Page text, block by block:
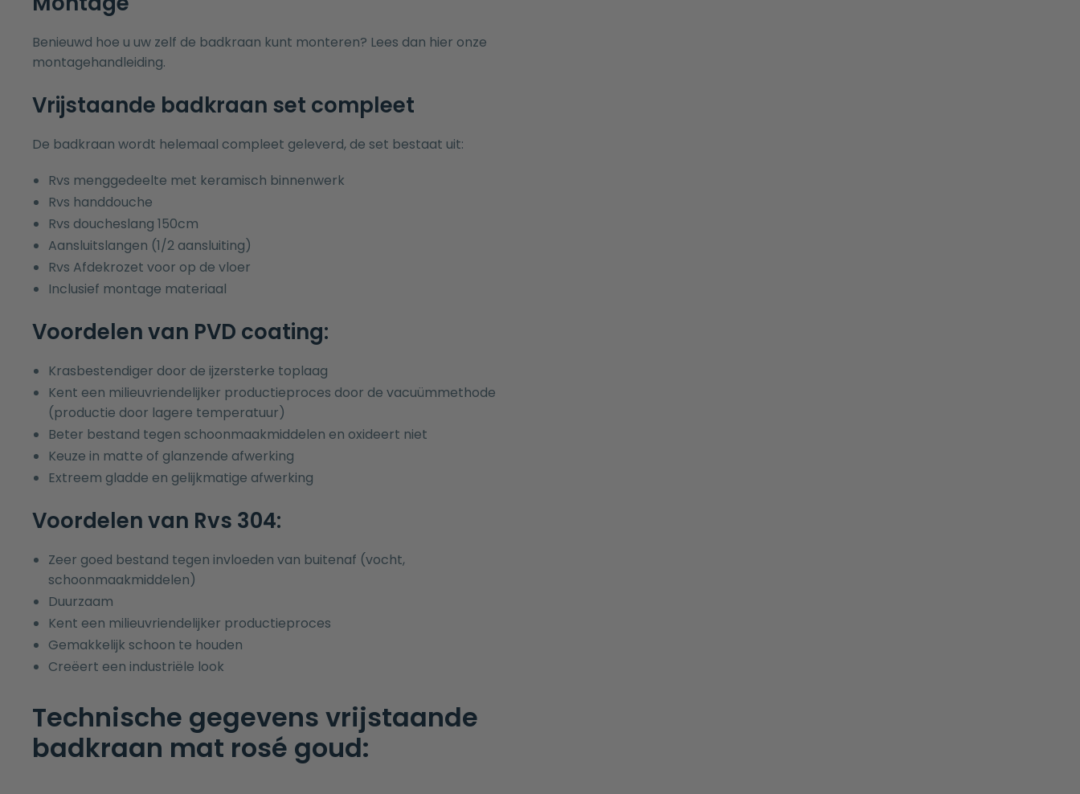
Benieuwd hoe u uw zelf de badkraan kunt monteren? Lees dan hier onze
montagehandleiding.
Vrijstaande badkraan set compleet
De badkraan wordt helemaal compleet geleverd, de set bestaat uit:
Rvs menggedeelte met keramisch binnenwerk
Rvs handdouche
Rvs doucheslang 150cm
Aansluitslangen (1/2 aansluiting)
Rvs Afdekrozet voor op de vloer
Inclusief montage materiaal
Voordelen van PVD coating:
Krasbestendiger door de ijzersterke toplaag
Kent een milieuvriendelijker productieproces door de vacuümmethode
(productie door lagere temperatuur)
Beter bestand tegen schoonmaakmiddelen en oxideert niet
Keuze in matte of glanzende afwerking
Extreem gladde en gelijkmatige afwerking
Voordelen van Rvs 304:
Zeer goed bestand tegen invloeden van buitenaf (vocht,
schoonmaakmiddelen)
Duurzaam
Kent een milieuvriendelijker productieproces
Gemakkelijk schoon te houden
Creëert een industriële look
Technische gegevens vrijstaande
badkraan mat rosé goud: